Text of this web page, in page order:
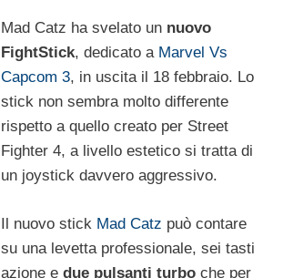
Mad Catz ha svelato un nuovo
FightStick, dedicato a Marvel Vs
Capcom 3, in uscita il 18 febbraio. Lo
stick non sembra molto differente
rispetto a quello creato per Street
Fighter 4, a livello estetico si tratta di
un joystick davvero aggressivo.
Il nuovo stick Mad Catz può contare
su una levetta professionale, sei tasti
azione e due pulsanti turboche per